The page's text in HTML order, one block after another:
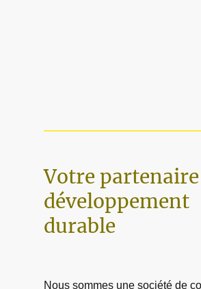
Votre
développement
durable
Nous sommes une société de